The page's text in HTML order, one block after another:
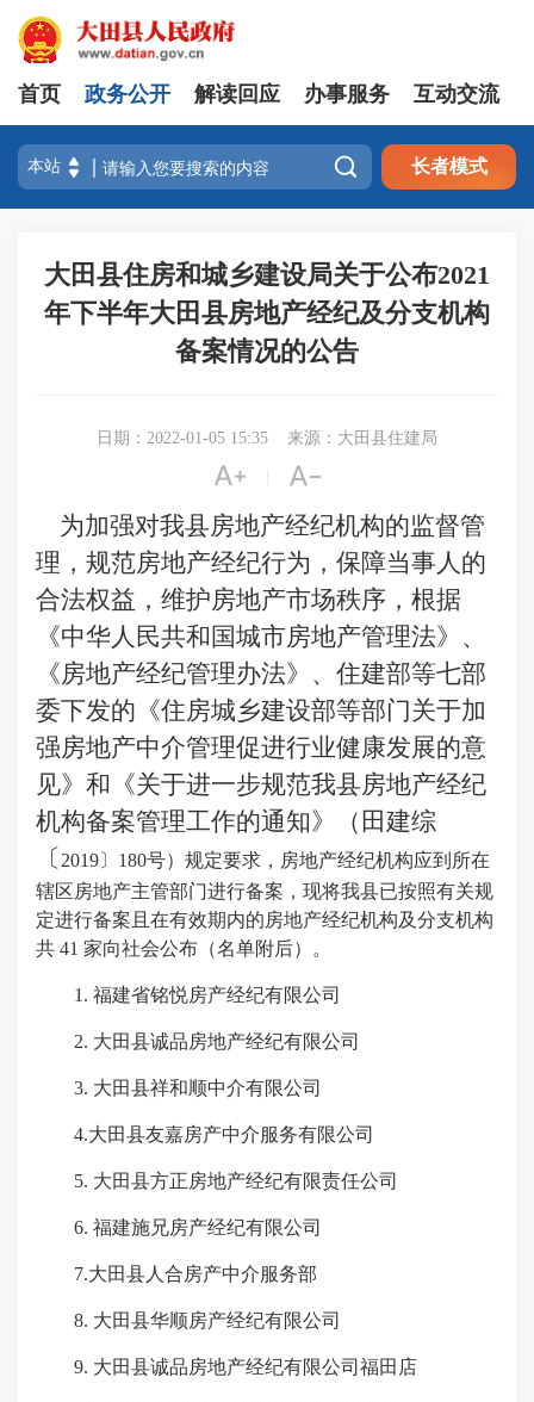
首页 政务公开 解读回应 办事服务 互动交流
 长者模式
大田县住房和城乡建设局关于公布2021
年下半年大田县房地产经纪及分支机构
备案情况的公告
日期：2022-01-05 15:35 来源：大田县住建局
 
为加强对我县房地产经纪机构的监督管
理，规范房地产经纪行为，保障当事人的
合法权益，维护房地产市场秩序，根据
《中华人民共和国城市房地产管理法》、
《房地产经纪管理办法》、住建部等七部
委下发的《住房城乡建设部等部门关于加
强房地产中介管理促进行业健康发展的意
见》和《关于进一步规范我县房地产经纪
机构备案管理工作的通知》（田建综
〔 2019〕180号）规定要求，房地产经纪机构应到所在
辖区房地产主管部门进行备案，现将我县已按照有关规
定进行备案且在有效期内的房地产经纪机构及分支机构
共 41 家向社会公布（名单附后）。
1. 福建省铭悦房产经纪有限公司
2. 大田县诚品房地产经纪有限公司
3. 大田县祥和顺中介有限公司
4.大田县友嘉房产中介服务有限公司
5. 大田县方正房地产经纪有限责任公司
6. 福建施兄房产经纪有限公司
7.大田县人合房产中介服务部
8. 大田县华顺房产经纪有限公司
9. 大田县诚品房地产经纪有限公司福田店